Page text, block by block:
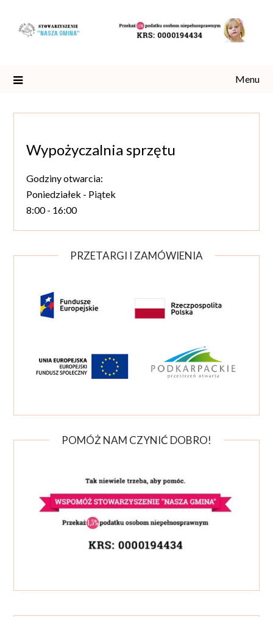
content
Menu
Wypożyczalnia sprzętu
Godziny otwarcia:
Poniedziałek - Piątek
8:00 - 16:00
PRZETARGI I ZAMÓWIENIA
POMÓŻ NAM CZYNIĆ DOBRO!